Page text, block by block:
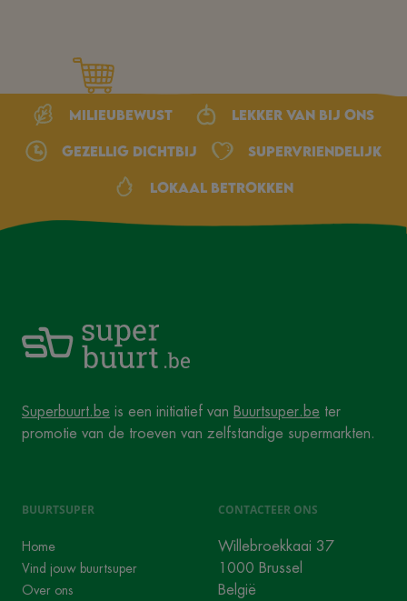
Milieubewust Lekker van bij ons
Gezellig dichtbij Supervriendelijk
Lokaal betrokken
Superbuurt.be is een initiatief van Buurtsuper.be ter
promotie van de troeven van zelfstandige supermarkten.
BUURTSUPER
Home
Vind jouw buurtsuper
Over ons
CONTACTEER ONS
Willebroekkaai 37
1000 Brussel
België